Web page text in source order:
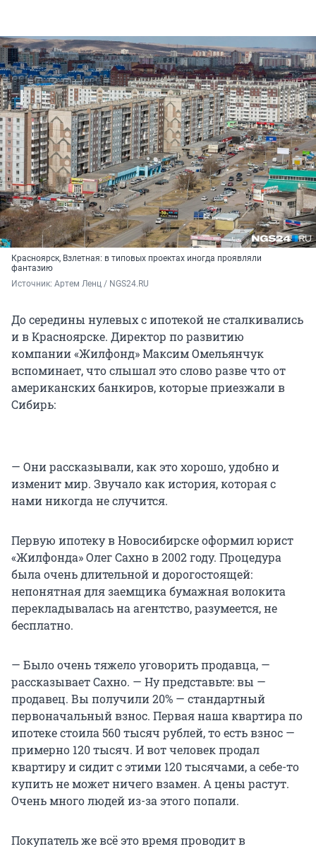
Красноярск, Взлетная: в типовых проектах иногда проявляли
фантазию
Источник: Артем Ленц / NGS24.RU
До середины нулевых с ипотекой не сталкивались
и в Красноярске. Директор по развитию
компании «Жилфонд» Максим Омельянчук
вспоминает, что слышал это слово разве что от
американских банкиров, которые приезжали в
Сибирь:
— Они рассказывали, как это хорошо, удобно и
изменит мир. Звучало как история, которая с
нами никогда не случится.
Первую ипотеку в Новосибирске оформил юрист
«Жилфонда» Олег Сахно в 2002 году. Процедура
была очень длительной и дорогостоящей:
непонятная для заемщика бумажная волокита
перекладывалась на агентство, разумеется, не
бесплатно.
— Было очень тяжело уговорить продавца, —
рассказывает Сахно. — Ну представьте: вы —
продавец. Вы получили 20% — стандартный
первоначальный взнос. Первая наша квартира по
ипотеке стоила 560 тысяч рублей, то есть взнос —
примерно 120 тысяч. И вот человек продал
квартиру и сидит с этими 120 тысячами, а себе-то
купить не может ничего взамен. А цены растут.
Очень много людей из-за этого попали.
Покупатель же всё это время проводит в